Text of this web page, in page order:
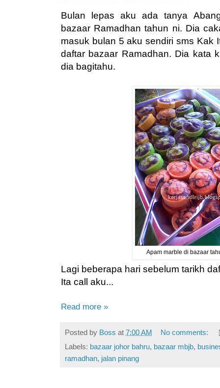
Bulan lepas aku ada tanya
bazaar Ramadhan tahun ni. Dia
masuk bulan 5 aku sendiri sms Kak
daftar bazaar Ramadhan. Dia kata
dia bagitahu.
Apam marble di bazaar
Lagi beberapa hari sebelum tarikh
Ita call aku...
Read more »
Posted by Boss at 7:00 AM
No comments:
Labels: bazaar johor bahru, bazaar mbjb,
ramadhan, jalan pinang